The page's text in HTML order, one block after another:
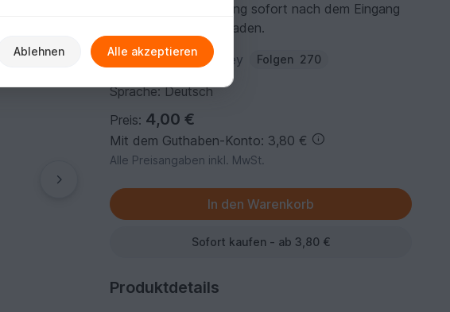
Du kannst die Anleitung sofort nach dem Eingang
der Zahlung herunterladen.
Autor: Caros Fummeley Folgen 270
Sprache: Deutsch
Preis: 4,00 €
Mit dem Guthaben-Konto: 3,80 €
Alle Preisangaben inkl. MwSt.
Sofort kaufen - ab 3,80 €
Produktdetails
Ablehnen Alle akzeptieren